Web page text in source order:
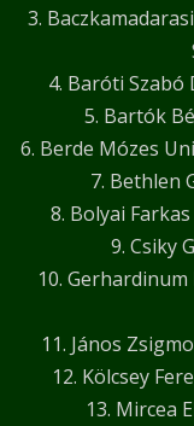
3.
4. Baróti
5. Bartók
6. Berde Mózes
7. Bethlen
8. Bolyai
9. Csiky
10.
11. János
12. Kölcsey
13. Mircea